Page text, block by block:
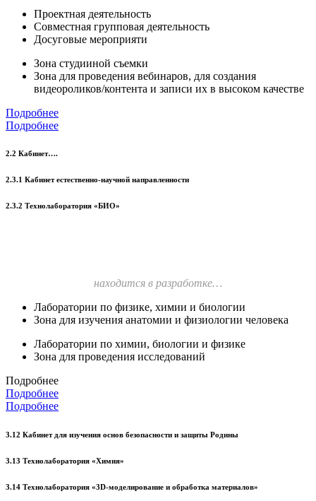
Проектная деятельность
Совместная групповая деятельность
Досуговые мероприяти
Зона студииной съемки
Зона для проведения вебинаров, для создания
видеороликов/контента и записи их в высоком качестве
Подробнее
Подробнее
2.2 Кабинет….
2.3.1 Кабинет естественно-научной направленности
2.3.2 Технолаборатория «БИО»
находится в разработке…
Лаборатории по физике, химии и биологии
Зона для изучения анатомии и физиологии человека
Лаборатории по химии, биологии и физике
Зона для проведения исследований
Подробнее
Подробнее
Подробнее
3.12 Кабинет для изучения основ безопасности и защиты Родины
3.13 Технолаборатория «Химия»
3.14 Технолаборатория «3D-моделирование и обработка материалов»